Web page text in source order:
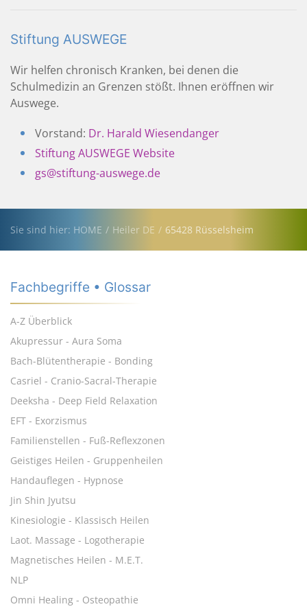
Stiftung AUSWEGE
Wir helfen chronisch Kranken, bei denen die
Schulmedizin an Grenzen stößt. Ihnen eröffnen wir
Auswege.
Vorstand: Dr. Harald Wiesendanger
Stiftung AUSWEGE Website
gs@stiftung-auswege.de
Sie sind hier: HOME Heiler DE 65428 Rüsselsheim
Fachbegriffe • Glossar
A-Z Überblick
Akupressur - Aura Soma
Bach-Blütentherapie - Bonding
Casriel - Cranio-Sacral-Therapie
Deeksha - Deep Field Relaxation
EFT - Exorzismus
Familienstellen - Fuß-Reflexzonen
Geistiges Heilen - Gruppenheilen
Handauflegen - Hypnose
Jin Shin Jyutsu
Kinesiologie - Klassisch Heilen
Laot. Massage - Logotherapie
Magnetisches Heilen - M.E.T.
NLP
Omni Healing - Osteopathie